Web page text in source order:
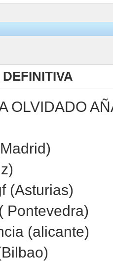
OLVIDADO
(Asturias)
Pontevedra)
(alicante)